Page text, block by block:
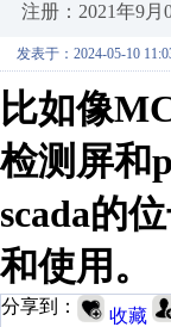
注册：2021年9月
发表于：2024-05-10
比如像
检测屏和
scada的
和使用。
分享到： 收藏